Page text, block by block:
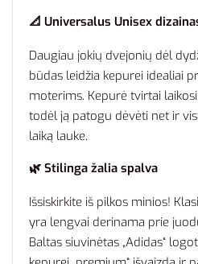
📐 Universalus Unisex
Daugiau jokių dvejonių dėl
būdas leidžia kepurei idealiai
moterims. Kepurė tvirtai
todėl ją patogu dėvėti net ir
laiką lauke.
🌿 Stilinga žalia spalva
Išsiskirkite iš pilkos minios!
yra lengvai derinama prie
Baltas siuvinėtas „Adidas“